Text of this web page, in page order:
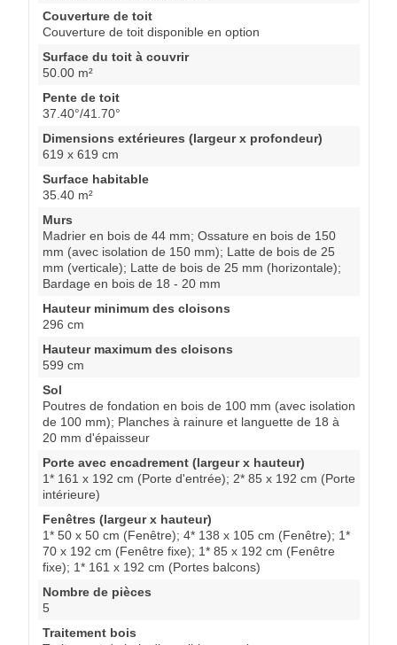
Couverture de toit
Couverture de toit disponible en option
Surface du toit à couvrir
50.00 m²
Pente de toit
37.40°/41.70°
Dimensions extérieures (largeur x profondeur)
619 x 619 cm
Surface habitable
35.40 m²
Murs
Madrier en bois de 44 mm; Ossature en bois de 150
mm (avec isolation de 150 mm); Latte de bois de 25
mm (verticale); Latte de bois de 25 mm (horizontale);
Bardage en bois de 18 - 20 mm
Hauteur minimum des cloisons
296 cm
Hauteur maximum des cloisons
599 cm
Sol
Poutres de fondation en bois de 100 mm (avec isolation
de 100 mm); Planches à rainure et languette de 18 à
20 mm d'épaisseur
Porte avec encadrement (largeur x hauteur)
1* 161 x 192 cm (Porte d'entrée); 2* 85 x 192 cm (Porte
intérieure)
Fenêtres (largeur x hauteur)
1* 50 x 50 cm (Fenêtre); 4* 138 x 105 cm (Fenêtre); 1*
70 x 192 cm (Fenêtre fixe); 1* 85 x 192 cm (Fenêtre
fixe); 1* 161 x 192 cm (Portes balcons)
Nombre de pièces
5
Traitement bois